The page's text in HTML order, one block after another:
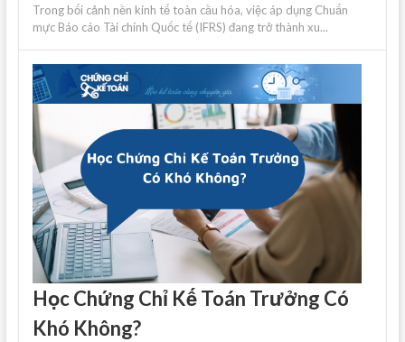
Trong bối cảnh nền kinh tế toàn cầu hóa, việc áp dụng Chuẩn
mực Báo cáo Tài chính Quốc tế (IFRS) đang trở thành xu...
Học Chứng Chỉ Kế Toán Trưởng Có
Khó Không?